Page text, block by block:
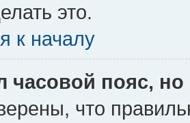
это.
к началу
часовой пояс,
что